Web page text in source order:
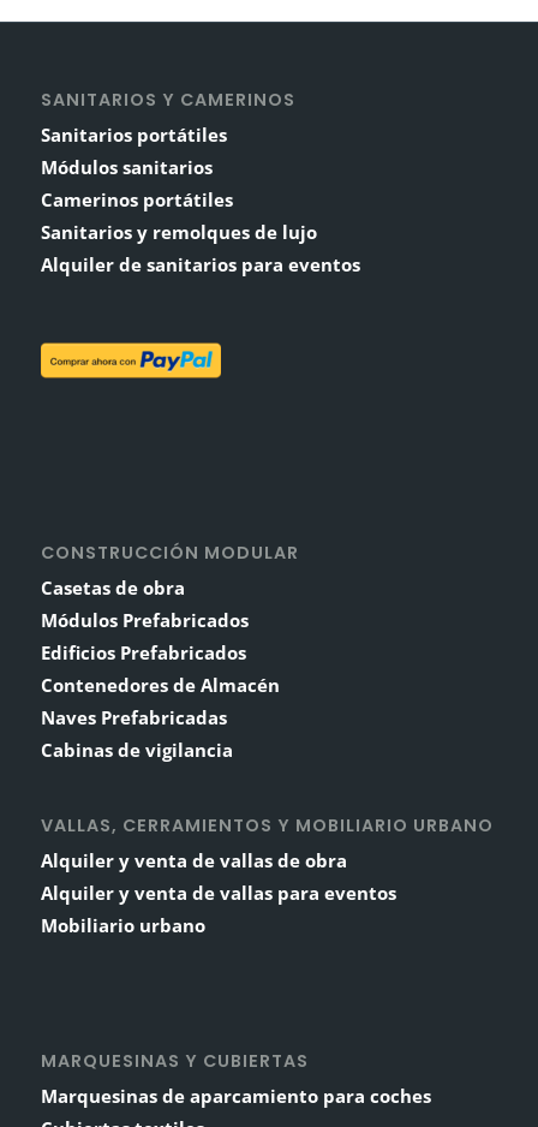
SANITARIOS Y CAMERINOS
Sanitarios portátiles
Módulos sanitarios
Camerinos portátiles
Sanitarios y remolques de lujo
Alquiler de sanitarios para eventos
CONSTRUCCIÓN MODULAR
Casetas de obra
Módulos Prefabricados
Edificios Prefabricados
Contenedores de Almacén
Naves Prefabricadas
Cabinas de vigilancia
VALLAS, CERRAMIENTOS Y MOBILIARIO URBANO
Alquiler y venta de vallas de obra
Alquiler y venta de vallas para eventos
Mobiliario urbano
MARQUESINAS Y CUBIERTAS
Marquesinas de aparcamiento para coches